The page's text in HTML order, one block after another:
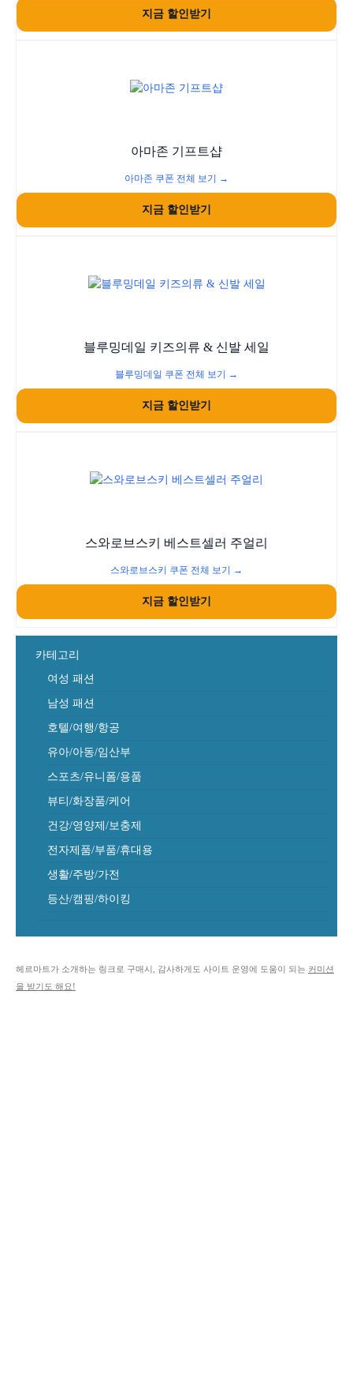
지금 할인받기
아마존 기프트샵
아마존 쿠폰 전체 보기 →
지금 할인받기
블루밍데일 키즈의류 & 신발 세일
블루밍데일 쿠폰 전체 보기 →
지금 할인받기
스와로브스키 베스트셀러 주얼리
스와로브스키 쿠폰 전체 보기 →
지금 할인받기
카테고리
여성 패션
남성 패션
호텔/여행/항공
유아/아동/임산부
스포츠/유니폼/용품
뷰티/화장품/케어
건강/영양제/보충제
전자제품/부품/휴대용
생활/주방/가전
등산/캠핑/하이킹
헤르마트가 소개하는 링크로 구매시, 감사하게도 사이트 운영에 도움이 되는 커미션
을 받기도 해요!